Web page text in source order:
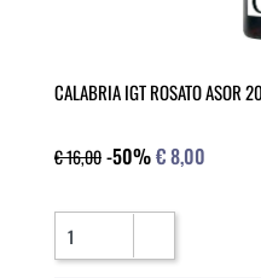
CALABRIA IGT ROSATO ASOR
€ 16,00-50%€ 8,00
Quantità